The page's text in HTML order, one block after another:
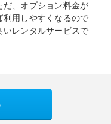
だ、オプション料金が
用しやすくなるので
いレンタルサービスで